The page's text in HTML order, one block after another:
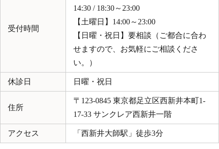
受付時間
14:30 / 18:30～23:00
【土曜日】14:00～23:00
【日曜・祝日】要相談（ご都合に合わ
せますので、お気軽にご相談くださ
い。）
休診日 日曜・祝日
住所
〒123-0845 東京都足立区西新井本町1-
17-33 サンクレア西新井一階
アクセス 「西新井大師駅」徒歩3分